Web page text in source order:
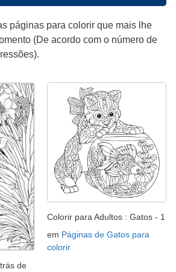
páginas para colorir que mais lhe
(De acordo com o número de
de
Colorir para Adultos : Gatos - 1
em Páginas de Gatos para
colorir